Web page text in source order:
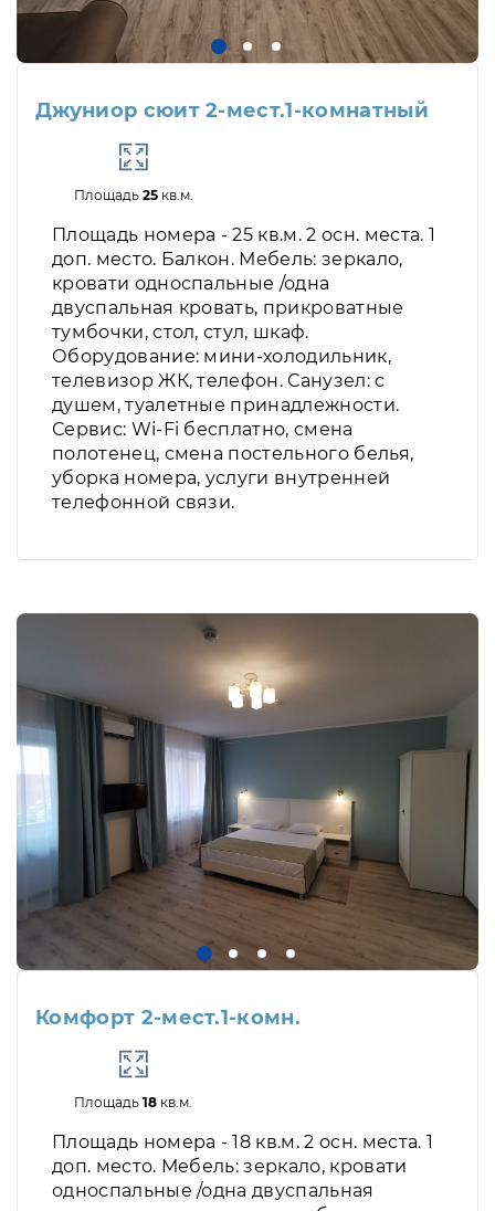
Джуниор сюит 2-мест.1-комнатный
Площадь 25кв.м.
Площадь номера - 25 кв.м. 2 осн. места. 1
доп. место. Балкон. Мебель: зеркало,
кровати односпальные /одна
двуспальная кровать, прикроватные
тумбочки, стол, стул, шкаф.
Оборудование: мини-холодильник,
телевизор ЖК, телефон. Санузел: с
душем, туалетные принадлежности.
Сервис: Wi-Fi бесплатно, смена
полотенец, смена постельного белья,
уборка номера, услуги внутренней
телефонной связи.
Комфорт 2-мест.1-комн.
Площадь18 кв.м.
Площадь номера - 18 кв.м. 2 осн. места. 1
доп. место. Мебель: зеркало, кровати
односпальные /одна двуспальная